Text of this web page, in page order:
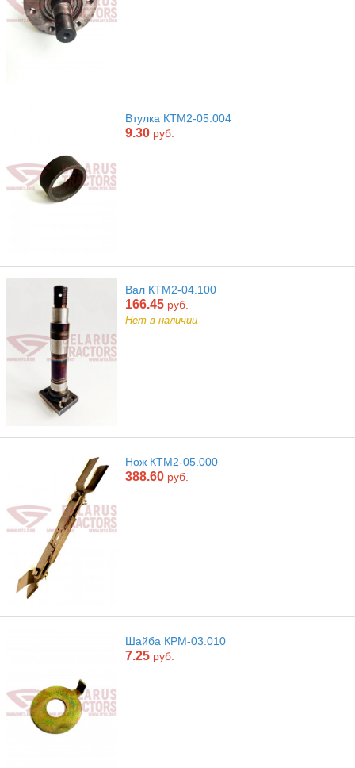
Втулка КТМ2-05.004
9.30 руб.
Вал КТМ2-04.100
166.45 руб.
Нет в наличии
Нож КТМ2-05.000
388.60 руб.
Шайба КРМ-03.010
7.25 руб.